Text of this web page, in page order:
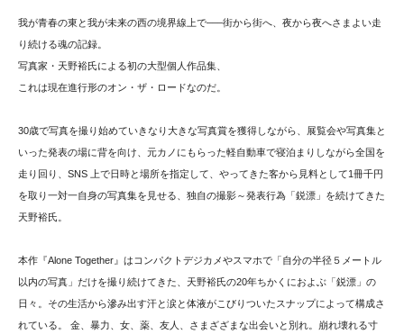
我が青春の東と我が未来の西の境界線上で–––街から街へ、夜から夜へさまよい走
り続ける魂の記録。
写真家・天野裕氏による初の大型個人作品集、
これは現在進行形のオン・ザ・ロードなのだ。
30歳で写真を撮り始めていきなり大きな写真賞を獲得しながら、展覧会や写真集と
いった発表の場に背を向け、元カノにもらった軽自動車で寝泊まりしながら全国を
走り回り、SNS 上で日時と場所を指定して、やってきた客から見料として1冊千円
を取り一対一自身の写真集を見せる、独自の撮影～発表行為「鋭漂」を続けてきた
天野裕氏。
本作『Alone Together』はコンパクトデジカメやスマホで「自分の半径５メートル
以内の写真」だけを撮り続けてきた、天野裕氏の20年ちかくにおよぶ「鋭漂」の
日々。その生活から滲み出す汗と涙と体液がこびりついたスナップによって構成さ
れている。 金、暴力、女、薬、友人、さまざざまな出会いと別れ。崩れ壊れる寸